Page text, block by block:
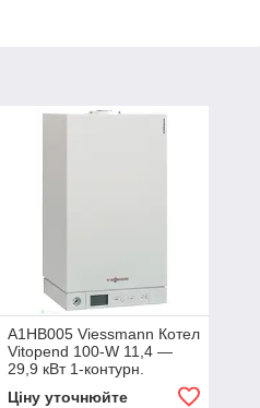
A1HB005 Viessmann Котел
Vitopend 100-W 11,4 —
29,9 кВт 1-контурн.
7571695 + 71.MT7.00.02
Ціну уточнюйте